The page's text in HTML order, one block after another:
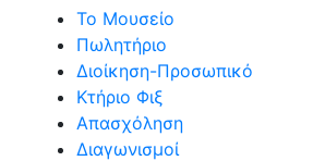
Το Μουσείο
Πωλητήριο
Διοίκηση-Προσωπικό
Κτήριο Φιξ
Απασχόληση
Διαγωνισμοί